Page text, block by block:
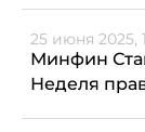
25 июня 2025,
Минфин
Неделя